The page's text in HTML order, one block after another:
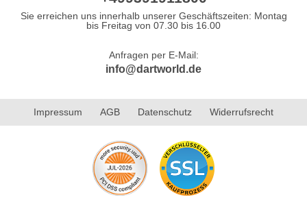
Sie erreichen uns innerhalb unserer Geschäftszeiten: Montag
bis Freitag von 07.30 bis 16.00
Anfragen per E-Mail:
info@dartworld.de
Impressum AGB Datenschutz Widerrufsrecht